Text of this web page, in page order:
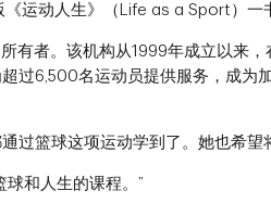
运动人生》（Life as a Sport）一
有者。该机构从1999年成立以来
过6,500名运动员提供服务，成为
过篮球这项运动学到了。她也希望
球和人生的课程。”